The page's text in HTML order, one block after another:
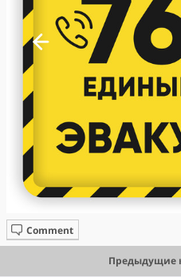
Comment
Предыдущие